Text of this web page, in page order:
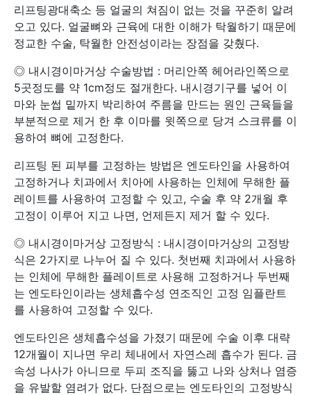
리프팅광대축소 등 얼굴의 쳐짐이 없는 것을 꾸준히 알려
오고 있다. 얼굴뼈와 근육에 대한 이해가 탁월하기 때문에
정교한 수술, 탁월한 안전성이라는 장점을 갖췄다.
◎ 내시경이마거상 수술방법 : 머리안쪽 헤어라인쪽으로
5곳정도를 약 1cm정도 절개한다. 내시경기구를 넣어 이
마와 눈썹 밑까지 박리하여 주름을 만드는 원인 근육들을
부분적으로 제거 한 후 이마를 윗쪽으로 당겨 스크류를 이
용하여 뼈에 고정한다.
리프팅 된 피부를 고정하는 방법은 엔도타인을 사용하여
고정하거나 치과에서 치아에 사용하는 인체에 무해한 플
레이트를 사용하여 고정할 수 있고, 수술 후 약 2개월 후
고정이 이루어 지고 나면, 언제든지 제거 할 수 있다.
◎ 내시경이마거상 고정방식 : 내시경이마거상의 고정방
식은 2가지로 나누어 질 수 있다. 첫번째 치과에서 사용하
는 인체에 무해한 플레이트로 사용해 고정하거나 두번째
는 엔도타인이라는 생체흡수성 연조직인 고정 임플란트
를 사용하여 고정할 수 있다.
엔도타인은 생체흡수성을 가졌기 때문에 수술 이후 대략
12개월이 지나면 우리 체내에서 자연스레 흡수가 된다. 금
속성 나사가 아니므로 두피 조직을 뚫고 나와 상처나 염증
을 유발할 염려가 없다. 단점으로는 엔도타인의 고정방식